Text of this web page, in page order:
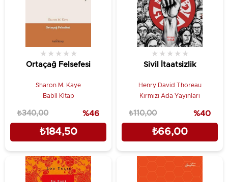
Ortaçağ Felsefesi
★ ★ ★ ★ ★
Sharon M. Kaye
Babil Kitap
₺184,50
₺340,00 %46
Sivil İtaatsizlik
★ ★ ★ ★ ★
Henry David Thoreau
Kırmızı Ada Yayınları
₺66,00
₺110,00 %40